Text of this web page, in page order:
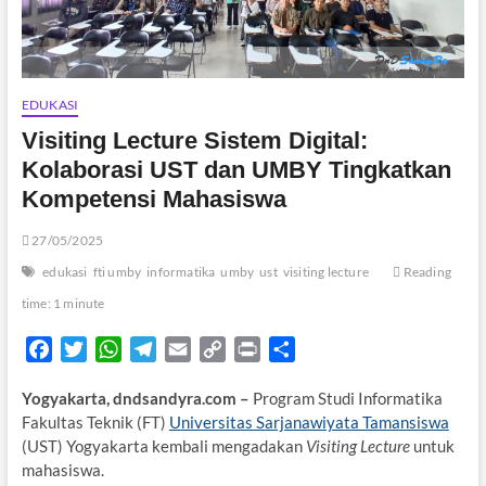
EDUKASI
Visiting Lecture Sistem Digital:
Kolaborasi UST dan UMBY Tingkatkan
Kompetensi Mahasiswa
27/05/2025
edukasi fti umby informatika umby ust visiting lecture
Reading
time: 1 minute
c
e
b
o
i
t
t
e
W
a
t
s
l
e
g
a
i
l
p
y
L
i
n
t
a
r
e
Yogyakarta, dndsandyra.com – Program Studi Informatika
Fakultas Teknik (FT) Universitas Sarjanawiyata Tamansiswa
(UST) Yogyakarta kembali mengadakan Visiting Lectureuntuk
mahasiswa.